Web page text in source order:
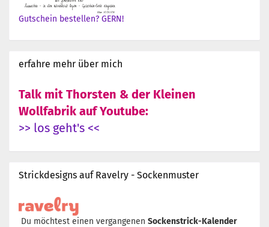
Gutschein bestellen? GERN!
erfahre mehr über mich
Talk mit Thorsten & der Kleinen
Wollfabrik auf Youtube:
>> los geht's <<
Strickdesigns auf Ravelry - Sockenmuster
Du möchtest einen vergangenen Sockenstrick-Kalender